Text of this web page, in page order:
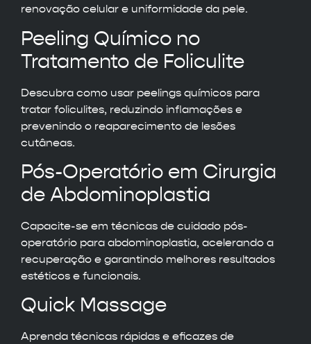
renovação celular e uniformidade da pele.
Peeling Químico no
Tratamento de Foliculite
Descubra como usar peelings químicos para
tratar foliculites, reduzindo inflamações e
prevenindo o reaparecimento de lesões
cutâneas.
Pós-Operatório em Cirurgia
de Abdominoplastia
Capacite-se em técnicas de cuidado pós-
operatório para abdominoplastia, acelerando a
recuperação e garantindo melhores resultados
estéticos e funcionais.
Quick Massage
Aprenda técnicas rápidas e eficazes de